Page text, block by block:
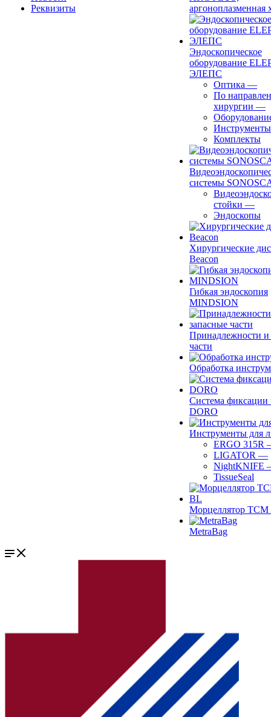
Реквизиты
аргоноплазменная
Эндоскопическое
оборудование
ЭЛЕПС
Оптика —
По
хирургии —
Инструменты
Комплекты
системы
стойки —
Эндоскопы
Хирургические
Beacon
Гибкая эндоскопия
MINDSION
Принадлежности и
части
Обработка
Система фиксации
DORO
Инструменты для
ERGO 315R
LIGATOR —
NightKNIFE
TissueSeal
Морцеллятор ТСМ
MetraBag